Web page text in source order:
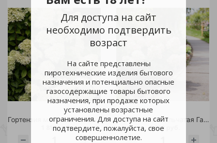
Для доступа на сайт
необходимо подтвердить
возраст
На сайте представлены
пиротехнические изделия бытового
назначения и потенциально опасные
газосодержащие товары бытового
назначения, при продаже которых
установлены возрастные
ограничения. Для доступа на сайт
подтвердите, пожалуйста, свое
совершеннолетие.
Гортензия метельчатая Гарден Лайтс Гринлайт С2 1шт /Garden Lights Greenlight
1 810 руб.
Гортензия метельчатая Гарден Лайтс Пинклайт С2 1шт /Garden Lights Pinklight
1 810 руб.